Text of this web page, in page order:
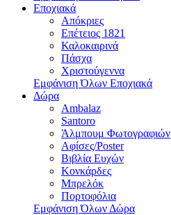
Εποχιακά
Απόκριες
Επέτειος 1821
Καλοκαιρινά
Πάσχα
Χριστούγεννα
Εμφάνιση Όλων Εποχιακά
Δώρα
Ambalaz
Santoro
Άλμπουμ Φωτογραφιών
Αφίσες/Poster
Βιβλία Ευχών
Κονκάρδες
Μπρελόκ
Πορτοφόλια
Εμφάνιση Όλων Δώρα